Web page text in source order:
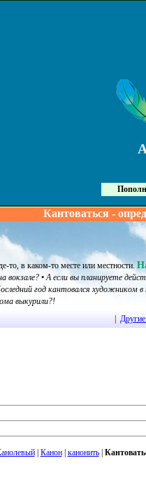
Кантоваться -
то, в каком-то месте или местности.
вокзале? • А если вы планируете
год кантовался художником
выкурили?!
| Канон| канонить|